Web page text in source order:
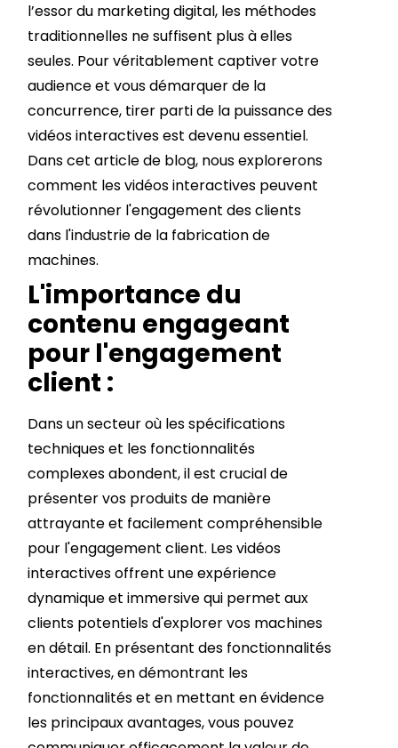
l’essor du marketing digital, les méthodes
traditionnelles ne suffisent plus à elles
seules. Pour véritablement captiver votre
audience et vous démarquer de la
concurrence, tirer parti de la puissance des
vidéos interactives est devenu essentiel.
Dans cet article de blog, nous explorerons
comment les vidéos interactives peuvent
révolutionner l'engagement des clients
dans l'industrie de la fabrication de
machines.
L'importance du
contenu engageant
pour l'engagement
client :
Dans un secteur où les spécifications
techniques et les fonctionnalités
complexes abondent, il est crucial de
présenter vos produits de manière
attrayante et facilement compréhensible
pour l'engagement client. Les vidéos
interactives offrent une expérience
dynamique et immersive qui permet aux
clients potentiels d'explorer vos machines
en détail. En présentant des fonctionnalités
interactives, en démontrant les
fonctionnalités et en mettant en évidence
les principaux avantages, vous pouvez